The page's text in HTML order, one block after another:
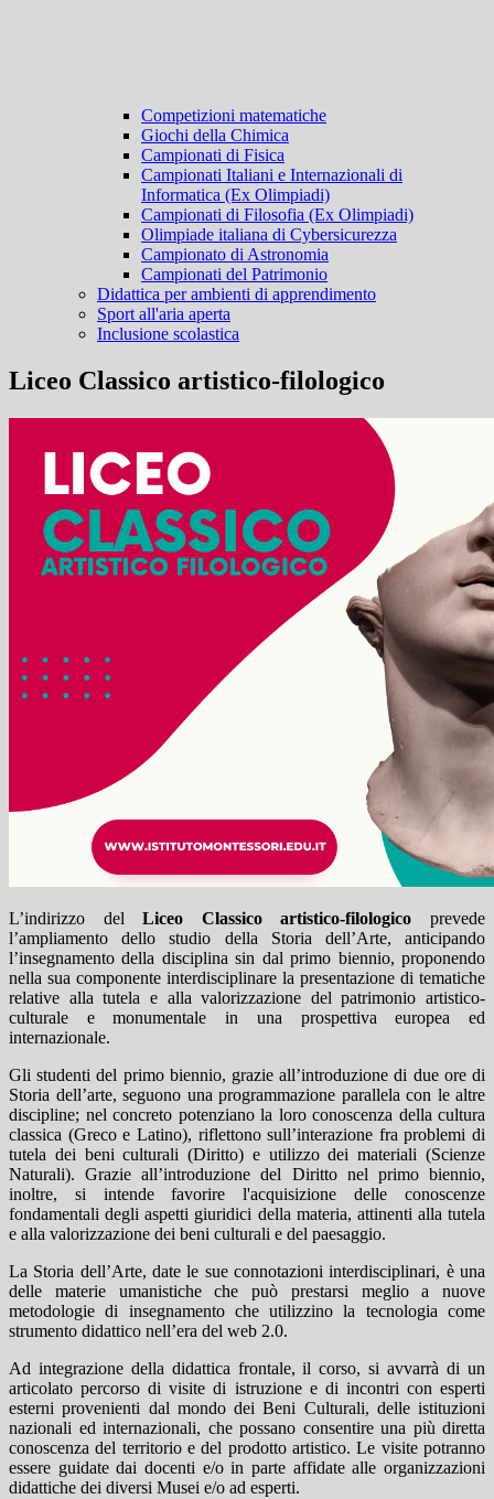
Competizioni matematiche
Giochi della Chimica
Campionati di Fisica
Campionati Italiani e Internazionali di
Informatica (Ex Olimpiadi)
Campionati di Filosofia (Ex Olimpiadi)
Olimpiade italiana di Cybersicurezza
Campionato di Astronomia
Campionati del Patrimonio
Didattica per ambienti di apprendimento
Sport all'aria aperta
Inclusione scolastica
Liceo Classico artistico-filologico
L’indirizzo delLiceo Classico artistico-filologico prevede
l’ampliamento dello studio della Storia dell’Arte, anticipando
l’insegnamento della disciplina sin dal primo biennio, proponendo
nella sua componente interdisciplinare la presentazione di tematiche
relative alla tutela e alla valorizzazione del patrimonio artistico-
culturale e monumentale in una prospettiva europea ed
internazionale.
Gli studenti del primo biennio, grazie all’introduzione di due ore di
Storia dell’arte, seguono una programmazione parallela con le altre
discipline; nel concreto potenziano la loro conoscenza della cultura
classica (Greco e Latino), riflettono sull’interazione fra problemi di
tutela dei beni culturali (Diritto) e utilizzo dei materiali (Scienze
Naturali). Grazie all’introduzione del Diritto nel primo biennio,
inoltre, si intende favorire l'acquisizione delle conoscenze
fondamentali degli aspetti giuridici della materia, attinenti alla tutela
e alla valorizzazione dei beni culturali e del paesaggio.
La Storia dell’Arte, date le sue connotazioni interdisciplinari, è una
delle materie umanistiche che può prestarsi meglio a nuove
metodologie di insegnamento che utilizzino la tecnologia come
strumento didattico nell’era del web 2.0.
Ad integrazione della didattica frontale, il corso, si avvarrà di un
articolato percorso di visite di istruzione e di incontri con esperti
esterni provenienti dal mondo dei Beni Culturali, delle istituzioni
nazionali ed internazionali, che possano consentire una più diretta
conoscenza del territorio e del prodotto artistico. Le visite potranno
essere guidate dai docenti e/o in parte affidate alle organizzazioni
didattiche dei diversi Musei e/o ad esperti.